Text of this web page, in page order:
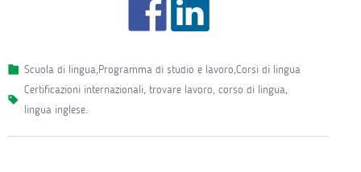
Scuola di lingua,Programma di studio e lavoro,Corsi di lingua
certificazioni internazionali, trovare lavoro, corso di lingua,
lingua inglese.